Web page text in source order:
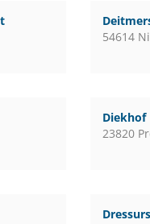
54614
Diekhof
23820